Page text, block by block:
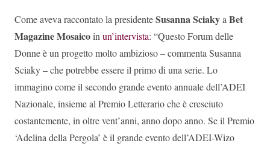
Come aveva raccontato la presidenteSusanna SciakyaBet
Magazine Mosaicoinun’intervista: “Questo Forum delle
Donne è un progetto molto ambizioso – commenta Susanna
Sciaky – che potrebbe essere il primo di una serie. Lo
immagino come il secondo grande evento annuale dell’ADEI
Nazionale, insieme al Premio Letterario che è cresciuto
costantemente, in oltre vent’anni, anno dopo anno. Se il Premio
‘Adelina della Pergola’ è il grande evento dell’ADEI-Wizo